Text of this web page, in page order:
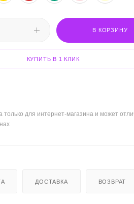
В КОРЗИНУ
КУПИТЬ В 1 КЛИК
только для интернет-магазина и может
ДОСТАВКА ВОЗВРАТ